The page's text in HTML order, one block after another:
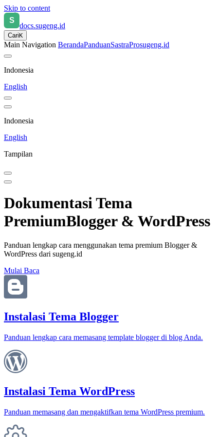
Skip to content
docs.sugeng.id
CariK
Main Navigation BerandaPanduanSastraProsugeng.id
Indonesia
English
Indonesia
English
Tampilan
Dokumentasi Tema
PremiumBlogger & WordPress
Panduan lengkap cara menggunakan tema premium Blogger &
WordPress dari sugeng.id
Mulai Baca
Instalasi Tema Blogger
Panduan lengkap cara memasang template blogger di blog Anda.
Instalasi Tema WordPress
Panduan memasang dan mengaktifkan tema WordPress premium.